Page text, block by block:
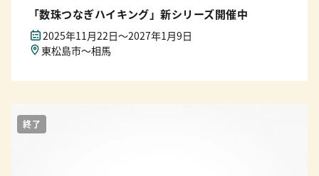
「数珠つなぎハイキング」新シリーズ開催中
2025年11月22日〜2027年1月9日
東松島市～相馬
終了